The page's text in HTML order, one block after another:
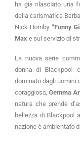
ha già rilasciato una
della carismatica
Nick Hornby “Funny
Max e sul servizio di
La nuova serie
donna di Blackpool
dominato dagli uomini
coraggiosa,Gemma
natura che prende
bellezza di Blackpool
nazione è ambientato